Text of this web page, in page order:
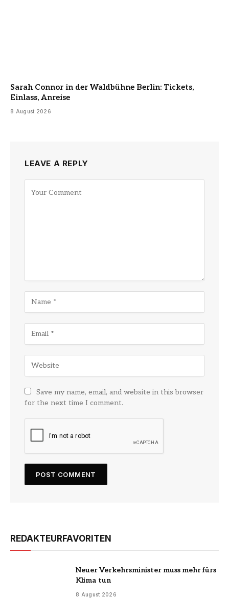
Sarah Connor in der Waldbühne Berlin: Tickets,
Einlass, Anreise
8 August 2026
LEAVE A REPLY
Save my name, email, and website in this browser
for the next time I comment.
REDAKTEURFAVORITEN
Neuer Verkehrsminister muss mehr fürs
Klima tun
8 August 2026